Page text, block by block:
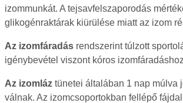
izommunkát. A tejsavfelszaporodás
glikogénraktárak kiürülése miatt az izom
Az izomfáradás rendszerint túlzott
igénybevétel viszont kóros
Az izomláz tünetei általában 1 nap múlva
válnak. Az izomcsoportokban fellépő